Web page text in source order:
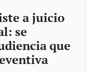
a juicio
se
que